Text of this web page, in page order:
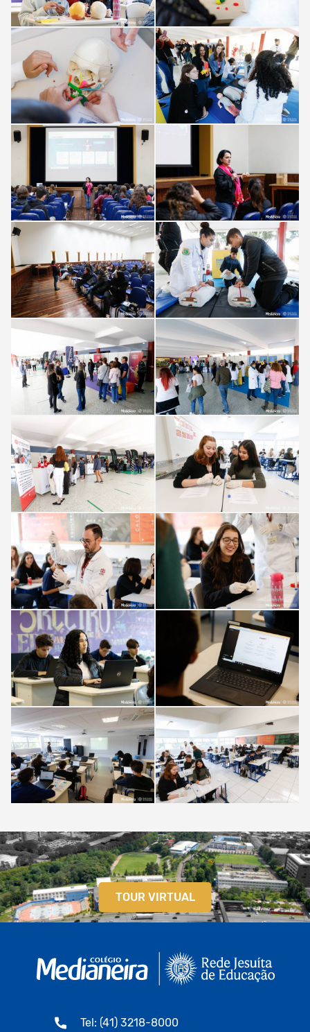
TOUR VIRTUAL
Tel: (41) 3218-8000